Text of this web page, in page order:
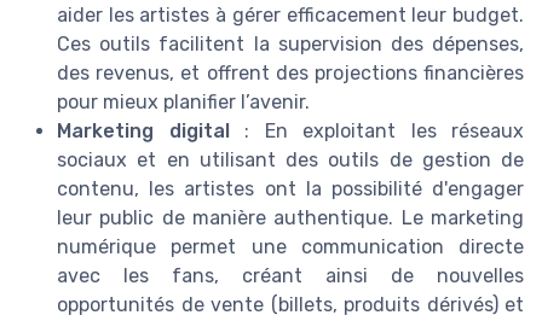
aider les artistes à gérer efficacement leur budget.
Ces outils facilitent la supervision des dépenses,
des revenus, et offrent des projections financières
pour mieux planifier l’avenir.
Marketing digital
: En exploitant les réseaux
sociaux et en utilisant des outils de gestion de
contenu, les artistes ont la possibilité d'engager
leur public de manière authentique. Le marketing
numérique permet une communication directe
avec les fans, créant ainsi de nouvelles
opportunités de vente (billets, produits dérivés) et